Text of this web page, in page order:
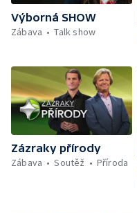
Výborná SHOW
Zábava
Talk show
Zázraky přírody
Zábava
Soutěž Příroda